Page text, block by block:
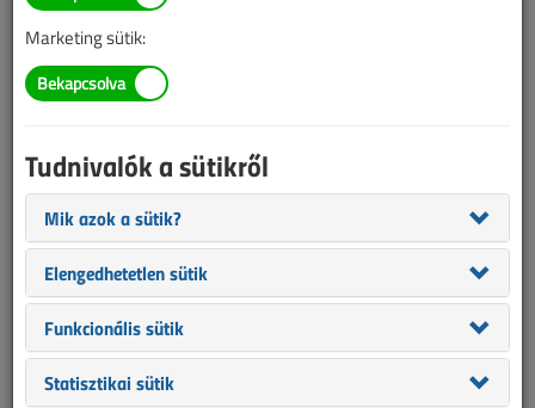
2019. szeptember 17. |
Az alábbi tartalom archív, 7 éve frissült utoljára. A cikkben szereplő
helyenként hiányos lehet (képek, táblázatok stb.).
Marketing sütik:
Tudnivalók a sütikről
Mik azok a sütik?
Elengedhetetlen sütik
Funkcionális sütik
Statisztikai sütik